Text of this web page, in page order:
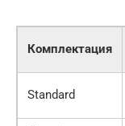
Комплектация
Standard